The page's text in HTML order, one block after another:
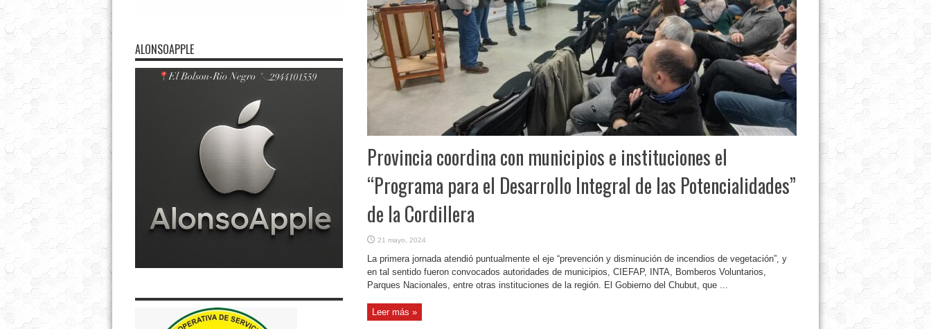
Provincia coordina con municipios e instituciones el
“Programa para el Desarrollo Integral de las Potencialidades”
de la Cordillera
21 mayo, 2024
La primera jornada atendió puntualmente el eje “prevención y disminución de incendios de vegetación”, y
en tal sentido fueron convocados autoridades de municipios, CIEFAP, INTA, Bomberos Voluntarios,
Parques Nacionales, entre otras instituciones de la región. El Gobierno del Chubut, que ...
Leer más »
ALONSOAPPLE